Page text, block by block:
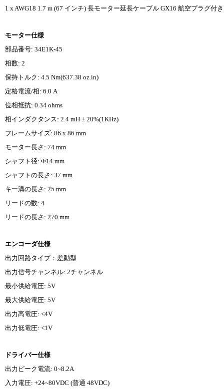
1 x AWG18 1.7 m (67 インチ) 長モーター延長ケーブル GX16 航空プラグ付き
モーター仕様
部品番号: 34E1K-45
相数: 2
保持トルク: 4.5 Nm(637.38 oz.in)
定格電流/相: 6.0 A
位相抵抗: 0.34 ohms
相インダクタンス: 2.4 mH ± 20%(1KHz)
フレームサイズ: 86 x 86 mm
モーター長さ: 74 mm
シャフト径: Φ14 mm
シャフトの長さ: 37 mm
キー溝の長さ: 25 mm
リードの数: 4
リードの長さ: 270 mm
エンコーダ仕様
出力回路タイプ：差動型
出力信号チャンネル: 2チャンネル
最小供給電圧: 5V
最大供給電圧: 5V
出力高電圧: <4V
出力低電圧: <1V
ドライバー仕様
出力ピーク電流: 0~8.2A
入力電圧: +24~80VDC (普通 48VDC)